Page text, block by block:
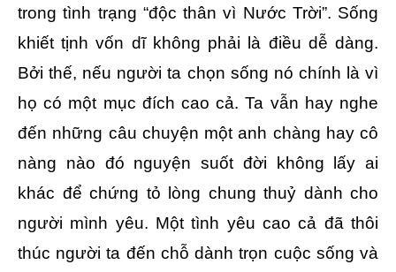
trong tình trạng “độc thân vì Nước Trời”. Sống
khiết tịnh vốn dĩ không phải là điều dễ dàng.
Bởi thế, nếu người ta chọn sống nó chính là vì
họ có một mục đích cao cả. Ta vẫn hay nghe
đến những câu chuyện một anh chàng hay cô
nàng nào đó nguyện suốt đời không lấy ai
khác để chứng tỏ lòng chung thuỷ dành cho
người mình yêu. Một tình yêu cao cả đã thôi
thúc người ta đến chỗ dành trọn cuộc sống và